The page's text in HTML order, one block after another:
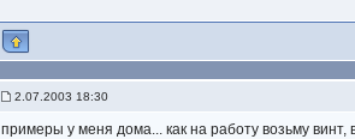
2.07.2003 18:30
примеры у меня дома... как на работу возьму